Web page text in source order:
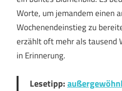
Worte, um jemandem einen
Wochenendeinstieg zu
erzählt oft mehr als tausend
in Erinnerung.
Lesetipp: